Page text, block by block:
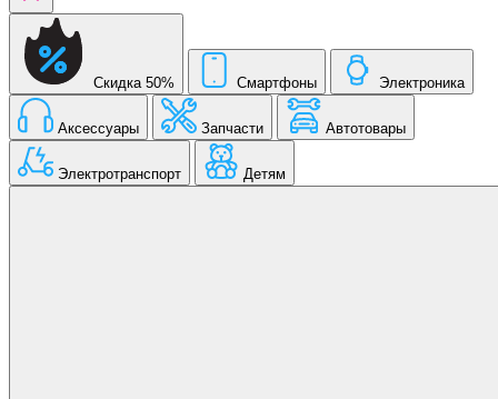
Скидка 50% Смартфоны Электроника
Аксессуары Запчасти Автотовары
Электротранспорт Детям